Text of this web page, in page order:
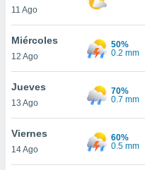
cookies
aceptar
11 Ago
Miércoles
12 Ago
50%
0.2 mm
Jueves
13 Ago
70%
0.7 mm
Viernes
14 Ago
60%
0.5 mm